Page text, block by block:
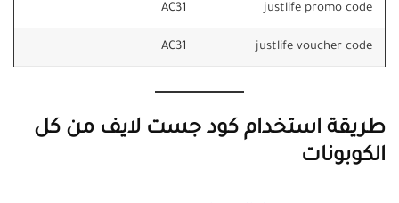
justlife promo code
AC31
justlife voucher code
AC31
طريقة استخدام كود جست لايف من كل
الكوبونات